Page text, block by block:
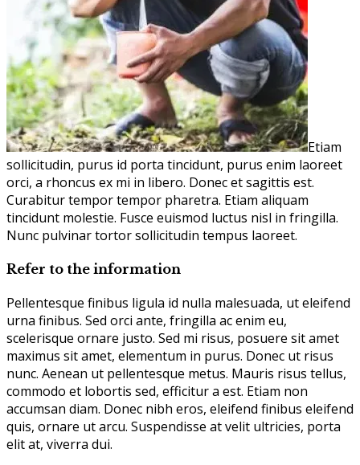
Etiam
sollicitudin, purus id porta tincidunt, purus enim laoreet
orci, a rhoncus ex mi in libero. Donec et sagittis est.
Curabitur tempor tempor pharetra. Etiam aliquam
tincidunt molestie. Fusce euismod luctus nisl in fringilla.
Nunc pulvinar tortor sollicitudin tempus laoreet.
Refer to the information
Pellentesque finibus ligula id nulla malesuada, ut eleifend
urna finibus. Sed orci ante, fringilla ac enim eu,
scelerisque ornare justo. Sed mi risus, posuere sit amet
maximus sit amet, elementum in purus. Donec ut risus
nunc. Aenean ut pellentesque metus. Mauris risus tellus,
commodo et lobortis sed, efficitur a est. Etiam non
accumsan diam. Donec nibh eros, eleifend finibus eleifend
quis, ornare ut arcu. Suspendisse at velit ultricies, porta
elit at, viverra dui.